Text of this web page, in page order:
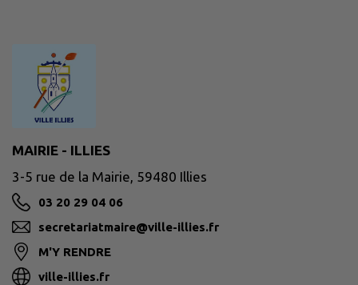
MAIRIE - ILLIES
3-5 rue de la Mairie, 59480 Illies
03 20 29 04 06
secretariatmaire@ville-illies.fr
M'Y RENDRE
ville-illies.fr